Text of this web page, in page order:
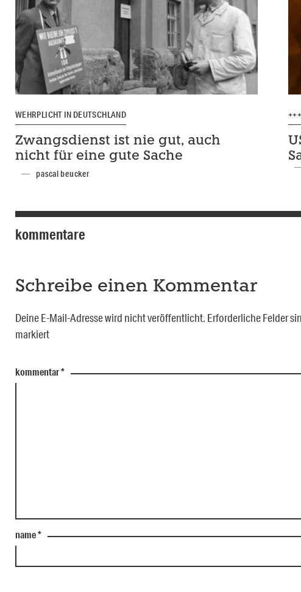
WEHRPLICHT IN DEUTSCHLAND
Zwangsdienst ist nie gut, auch
nicht für eine gute Sache
pascal beucker
kommentare
Schreibe einen Kommentar
Deine E-Mail-Adresse wird nicht veröffentlicht. Erforderliche Felder
markiert
kommentar*
name*